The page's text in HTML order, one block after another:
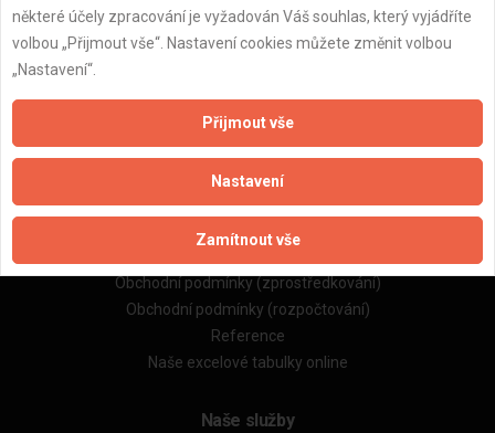
Aktualizováno z portálu ARES dne 02.12.2024 15:30:10
Důležité informace
Naše firmy a řemeslníci
Zpracování a ochrana osobních údajů
Obchodní podmínky (zprostředkování)
Obchodní podmínky (rozpočtování)
Reference
Naše excelové tabulky online
Naše služby
některé účely zpracování je vyžadován Váš souhlas, který vyjádříte
volbou „Přijmout vše“. Nastavení cookies můžete změnit volbou
„Nastavení“.
Přijmout vše
Nastavení
Zamítnout vše